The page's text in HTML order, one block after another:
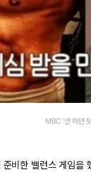
MBC '안 하던
비한 밸런스 게임